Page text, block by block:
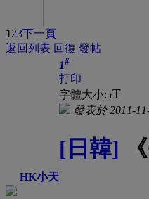
123下一頁
返回列表 回復 發帖
HK小天
1#
打印
字體大小: tT
發表於 2011-
[日韓]